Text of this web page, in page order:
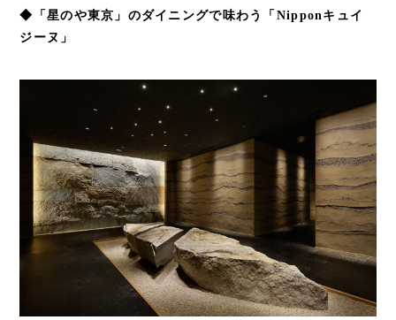
◆「星のや東京」のダイニングで味わう「Nipponキュイ
ジーヌ」